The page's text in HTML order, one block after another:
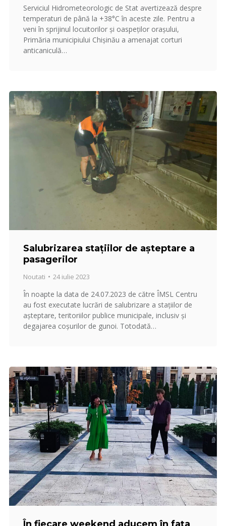
Serviciul Hidrometeorologic de Stat avertizează despre
temperaturi de până la +38°C în aceste zile. Pentru a
veni în sprijinul locuitorilor și oaspeților orașului,
Primăria municipiului Chișinău a amenajat corturi
anticaniculă…
Salubrizarea stațiilor de așteptare a
pasagerilor
Noutati 24 iulie 2023
În noapte la data de 24.07.2023 de către ÎMSL Centru
au fost executate lucrări de salubrizare a stațiilor de
așteptare, teritoriilor publice municipale, inclusiv și
degajarea coșurilor de gunoi. Totodată…